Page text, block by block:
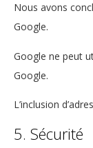
Nous avons
Google.
Google ne peut
Google.
L’inclusion
5. Sécurité